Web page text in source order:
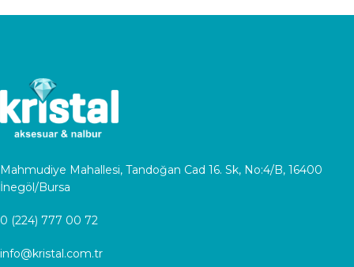
Mahmudiye Mahallesi, Tandoğan Cad 16. Sk, No:4/B, 16400
İnegöl/Bursa
0 (224) 777 00 72
info@kristal.com.tr